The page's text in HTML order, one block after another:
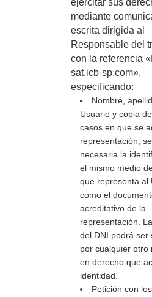
ejercitar sus
mediante
escrita dirigida al
Responsable del
con la referencia
sat.icb-sp.com»,
especificando:
Nombre,
Usuario y copia
casos en que se
representación,
necesaria la
el mismo medio
que representa al
como el
acreditativo de la
representación.
del DNI podrá ser
por cualquier otro
en derecho que
identidad.
Petición con